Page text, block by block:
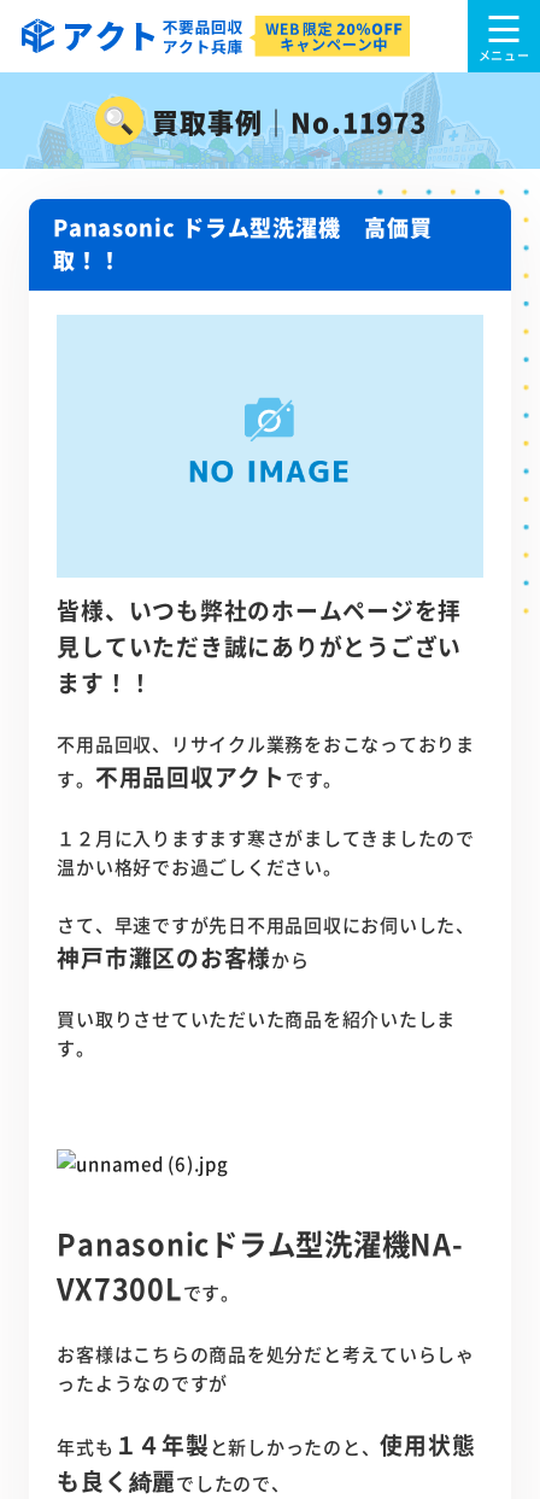
買取事例｜No.11973
Panasonic ドラム型洗濯機 高価買
取！！
皆様、いつも弊社のホームページを拝
見していただき誠にありがとうござい
ます！！
不用品回収、リサイクル業務をおこなっておりま
す。 不用品回収アクト です。
１２月に入りますます寒さがましてきましたので
温かい格好でお過ごしください。
さて、早速ですが先日不用品回収にお伺いした、
神戸市灘区のお客様から
買い取りさせていただいた商品を紹介いたしま
す。
Panasonicドラム型洗濯機NA-
VX7300Lです。
お客様はこちらの商品を処分だと考えていらしゃ
ったようなのですが
年式も １４年製 と新しかったのと、使用状態
も良く綺麗でしたので、